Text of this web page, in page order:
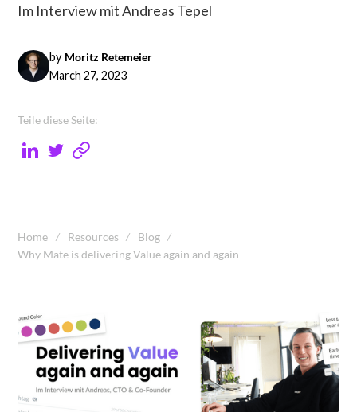
Im Interview mit Andreas Tepel
by Moritz Retemeier
March 27, 2023
Home Resources
Blog
Why Mate is delivering Value again and again
Teile diese Seite: